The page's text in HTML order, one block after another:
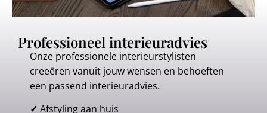
Professioneel interieuradvies
Onze professionele interieurstylisten
creeëren vanuit jouw wensen en behoeften
een passend interieuradvies.
✓ Afstyling aan huis